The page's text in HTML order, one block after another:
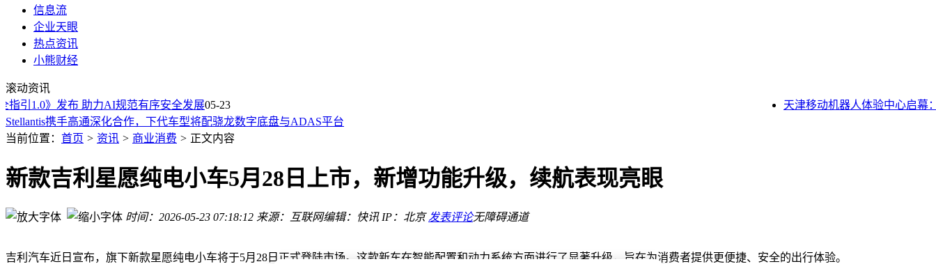
信息流
企业天眼
热点资讯
小熊财经
滚动资讯
引1.0》发布 助力AI规范有序安全发展05-23 天津移动机器人体验中心启幕：
10万级插混新选择！吉利星耀7 MAX四驱版能否撼动比亚迪地位？
北汽极狐贝塔S3正式登场！充电换电双选择，多版本配置满足多样需求
Stellantis携手高通深化合作，下代车型将配骁龙数字底盘与ADAS平台
从传统材料到高端赛道突围 温州宏丰双轮驱动驶向平台型新蓝海
马可波罗莱姆石：以创新技术复刻自然，解锁轻奢舒适空间新体验
沪上阿姨520放大招！四重椰香玛奇朵出击，茶咖双驱剑指咖啡江湖
肯德基区域业务或易主，洋快餐在中国市场为何风光不再？
海盗船进军企业AI领域：CORSAIR PRO产品线发布，涵盖工作站与服务器
10万级插混新选择！吉利星耀7 MAX四驱版能否撼动比亚迪地位？
当前位置： 首页 > 资讯 > 商业消费 > 正文内容
新款吉利星愿纯电小车5月28日上市，新增功能升级，续航表现亮眼
时间：2026-05-23 07:18:12 来源：互联网编辑：快讯 IP：北京 发表评论无障碍通道
吉利汽车近日宣布，旗下新款星愿纯电小车将于5月28日正式登陆市场。这款新车在智能配置和动力系统方面进行了显著升级，旨在为消费者提供更便捷、安全的出行体验。